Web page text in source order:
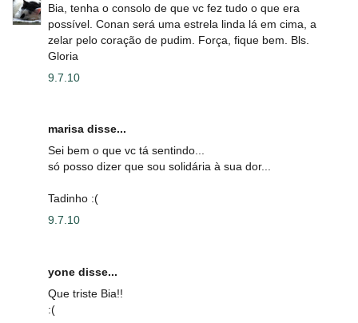
Bia, tenha o consolo de que vc fez tudo o que era
possível. Conan será uma estrela linda lá em cima, a
zelar pelo coração de pudim. Força, fique bem. Bls.
Gloria
9.7.10
marisa disse...
Sei bem o que vc tá sentindo...
só posso dizer que sou solidária à sua dor...
Tadinho :(
9.7.10
yone disse...
Que triste Bia!!
:(